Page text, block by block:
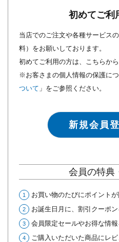
初めてご利
当店でのご注文や各種サービス
料）をお願いしております。
初めてご利用の方は、こちらか
※お客さまの個人情報の保護につ
ついて 」をご参照ください。
新規会員
会員の特典
お買い物のたびにポイントが
お誕生日月に、割引クーポン
会員限定セールやお得な情報
ご購入いただいた商品にレ